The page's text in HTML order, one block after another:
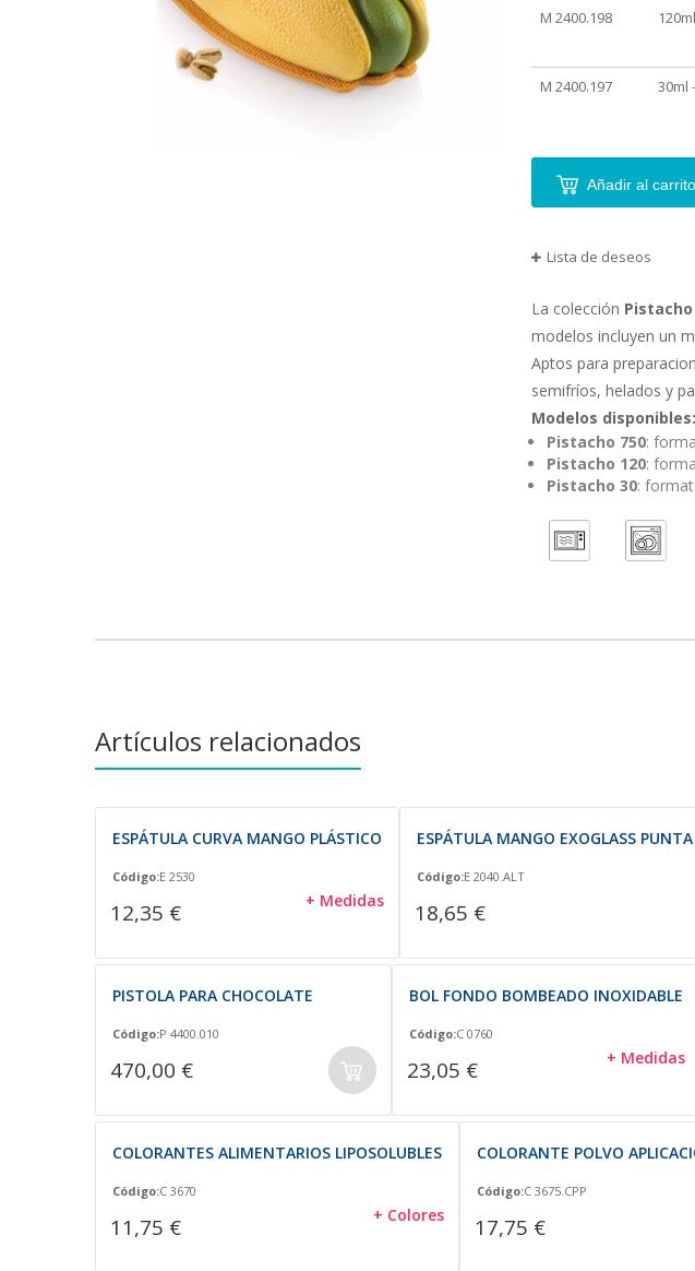
agrupados
M 2400.198
M 2400.197 30ml
Añadir al carrito
Lista de deseos
La colección Pistacho
modelos incluyen un
Aptos para
semifríos, helados y
Modelos disponibles:
Pistacho 750:
Pistacho 120:
Pistacho 30:
Artículos relacionados
ESPÁTULA CURVA MANGO PLÁSTICO
Código:E 2530
12,35 € + Medidas
ESPÁTULA MANGO EXOGLASS
Código:E 2040.ALT
18,65 €
PISTOLA PARA CHOCOLATE
Código:P 4400.010
470,00 €
BOL FONDO BOMBEADO INOXIDABLE
Código:C 0760
23,05 € + Medidas
COLORANTES ALIMENTARIOS LIPOSOLUBLES
Código:C 3670
11,75 € + Colores
COLORANTE POLVO
Código:C 3675.CPP
17,75 €